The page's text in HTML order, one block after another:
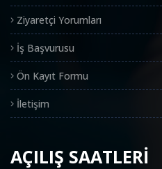
Ziyaretçi Yorumları
İş Başvurusu
Ön Kayıt Formu
İletişim
AÇILIŞ SAATLERİ